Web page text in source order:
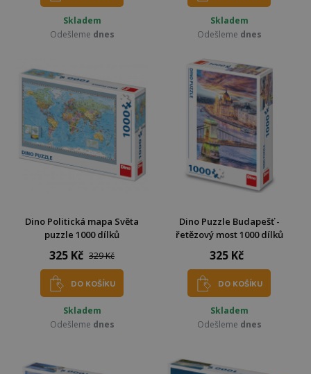
Skladem
Odešleme dnes
Skladem
Odešleme dnes
Dino Politická mapa Světa
puzzle 1000 dílků
325 Kč 329 Kč
DO KOŠÍKU
Skladem
Odešleme dnes
Dino Puzzle Budapešť -
řetězový most 1000 dílků
325 Kč
DO KOŠÍKU
Skladem
Odešleme dnes